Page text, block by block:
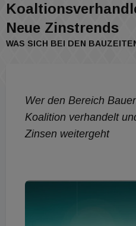
Neue Zinstrends
WAS SICH BEI DEN
Wer den Bereich
Koalition verhandelt
Zinsen weitergeht